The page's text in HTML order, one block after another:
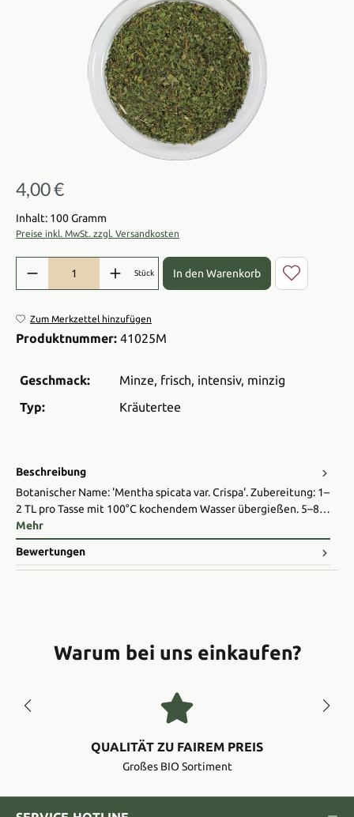
Regulärer Preis:
4,00 €
Inhalt: 100 Gramm
Preise inkl. MwSt. zzgl. Versandkosten
Produkt Anzahl: Gib den gewünschten Wert ein oder benutze die
Stück In den Warenkorb
Zum Merkzettel hinzufügen
Produktnummer: 41025M
Geschmack: Minze, frisch, intensiv, minzig
Typ:
Kräutertee
Beschreibung
Botanischer Name: 'Mentha spicata var. Crispa'. Zubereitung: 1–
2 TL pro Tasse mit 100°C kochendem Wasser übergießen. 5–8…
Mehr
Bewertungen
Warum bei uns einkaufen?
QUALITÄT ZU FAIREM PREIS
Großes BIO Sortiment